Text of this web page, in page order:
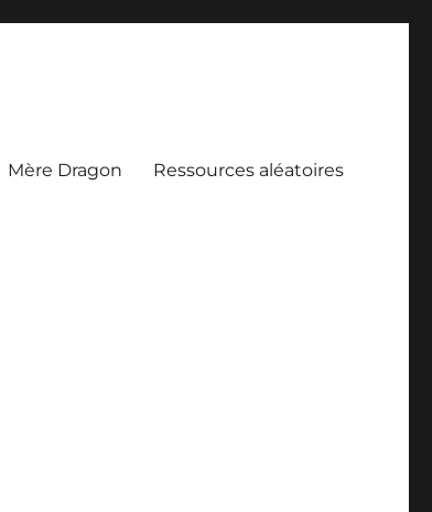
Mère Dragon Ressources aléatoires